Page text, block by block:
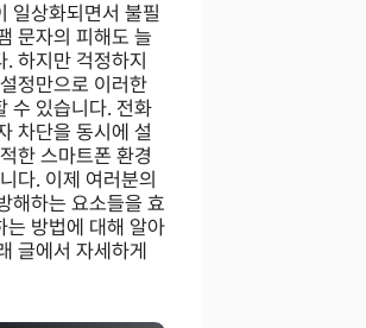
일상화되면서 불필
문자의 피해도 늘
하지만 걱정하지
정만으로 이러한
수 있습니다. 전화
차단을 동시에 설
한 스마트폰 환경
다. 이제 여러분의
해하는 요소들을 효
는 방법에 대해 알아
글에서 자세하게